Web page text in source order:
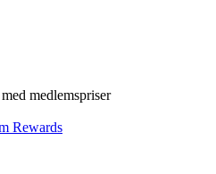
medlemspriser
Rewards